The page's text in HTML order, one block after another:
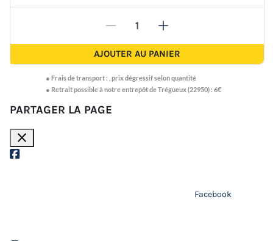
- +
AJOUTER AU PANIER
● Frais de transport : prix dégressif selon quantité
● Retrait possible à notre entrepôt de Trégueux (22950) : 6€
PARTAGER LA PAGE
close
Facebook